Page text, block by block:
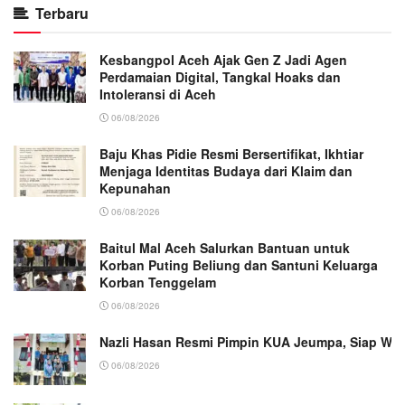
Terbaru
Kesbangpol Aceh Ajak Gen Z Jadi Agen
Perdamaian Digital, Tangkal Hoaks dan
Intoleransi di Aceh
06/08/2026
Baju Khas Pidie Resmi Bersertifikat, Ikhtiar
Menjaga Identitas Budaya dari Klaim dan
Kepunahan
06/08/2026
Baitul Mal Aceh Salurkan Bantuan untuk
Korban Puting Beliung dan Santuni Keluarga
Korban Tenggelam
06/08/2026
Nazli Hasan Resmi Pimpin KUA Jeumpa, Siap
06/08/2026